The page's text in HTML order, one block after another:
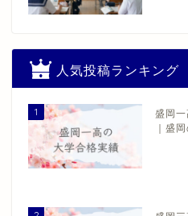
人気投稿ランキング
1
盛岡
｜盛